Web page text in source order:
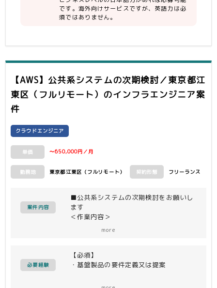
/ Connect / Lex / SMS / SES） /
GCP / Terraform /
（ビジネス側・他エンジニアとコミュニ
ケーションがとれる、要求に対して実装
・ビジネス要求や荒い設計の中から要件
とができる方
です。海外向けサービスですが、英語力は必
須ではありません。
【AWS】公共系システムの次期検討／東京都江
東区（フルリモート） のインフラエンジニア案
件
クラウドエンジニア
単価 〜650,000円／月
勤務地 東京都江東区（フルリモート） 契約形態 フリーランス
案件内容
■公共系システムの次期検討をお願いし
ます
＜作業内容＞
関する提案及び検討がメイン作業となり
ます。
ル（メール、Teams等）を使ったコミ
more
必要経験
【必須】
・基盤製品の要件定義又は提案